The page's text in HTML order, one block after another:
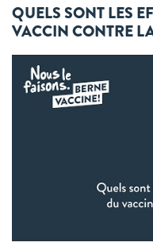
QUELS SONT LES
VACCIN CONTRE